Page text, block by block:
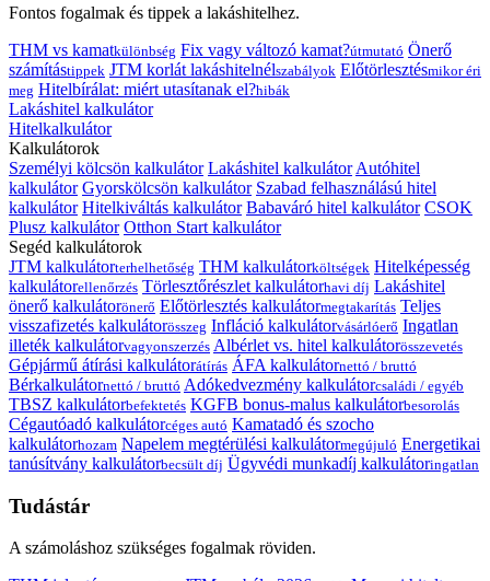
Fontos fogalmak és tippek a lakáshitelhez.
THM vs kamatkülönbség Fix vagy változó kamat?útmutató Önerő
számítástippek JTM korlát lakáshitelnélszabályok Előtörlesztésmikor éri
meg Hitelbírálat: miért utasítanak el?hibák
Lakáshitel kalkulátor
Hitelkalkulátor
Kalkulátorok
Személyi kölcsön kalkulátor Lakáshitel kalkulátor Autóhitel
kalkulátor Gyorskölcsön kalkulátor Szabad felhasználású hitel
kalkulátor Hitelkiváltás kalkulátor Babaváró hitel kalkulátor CSOK
Plusz kalkulátor Otthon Start kalkulátor
Segéd kalkulátorok
JTM kalkulátorterhelhetőség THM kalkulátorköltségek Hitelképesség
kalkulátorellenőrzés Törlesztőrészlet kalkulátorhavi díj Lakáshitel
önerő kalkulátorönerő Előtörlesztés kalkulátormegtakarítás Teljes
visszafizetés kalkulátorösszeg Infláció kalkulátorvásárlóerő Ingatlan
illeték kalkulátorvagyonszerzés Albérlet vs. hitel kalkulátorösszevetés
Gépjármű átírási kalkulátorátírás ÁFA kalkulátornettó / bruttó
Bérkalkulátornettó / bruttó Adókedvezmény kalkulátorcsaládi / egyéb
TBSZ kalkulátorbefektetés KGFB bonus-malus kalkulátorbesorolás
Cégautóadó kalkulátorcéges autó Kamatadó és szocho
kalkulátorhozam Napelem megtérülési kalkulátormegújuló Energetikai
tanúsítvány kalkulátorbecsült díj Ügyvédi munkadíj kalkulátoringatlan
Tudástár
A számoláshoz szükséges fogalmak röviden.